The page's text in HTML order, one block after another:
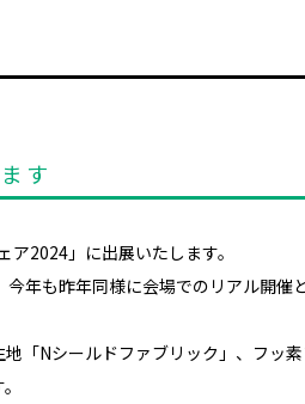
す
ア2024 」に出展いたします。
今年も昨年同様に会場でのリアル開催
「Nシールドファブリック」 、フッ